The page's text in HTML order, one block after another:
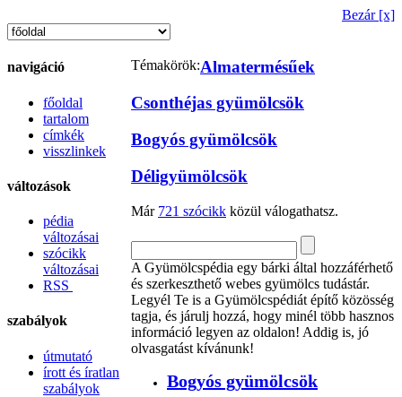
Bezár [x]
navigáció
főoldal
tartalom
címkék
visszlinkek
változások
pédia
változásai
szócikk
változásai
RSS
szabályok
útmutató
írott és íratlan
szabályok
Témakörök:Almatermésűek
Csonthéjas gyümölcsök
Bogyós gyümölcsök
Déligyümölcsök
Már 721 szócikk közül válogathatsz.
A Gyümölcspédia egy bárki által hozzáférhető
és szerkeszthető webes gyümölcs tudástár.
Legyél Te is a Gyümölcspédiát építő közösség
tagja, és járulj hozzá, hogy minél több hasznos
információ legyen az oldalon! Addig is, jó
olvasgatást kívánunk!
Bogyós gyümölcsök